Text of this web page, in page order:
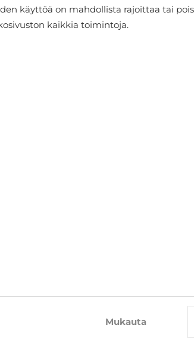
käyttöä on mahdollista rajoittaa tai
kaikkia toimintoja.
Mukauta